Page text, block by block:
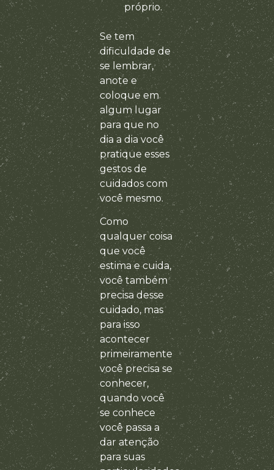
próprio.
Se tem
dificuldade de
se lembrar,
anote e
coloque em
algum lugar
para que no
dia a dia você
pratique esses
gestos de
cuidados com
você mesmo.
Como
qualquer coisa
que você
estima e cuida,
você também
precisa desse
cuidado, mas
para isso
acontecer
primeiramente
você precisa se
conhecer,
quando você
se conhece
você passa a
dar atenção
para suas